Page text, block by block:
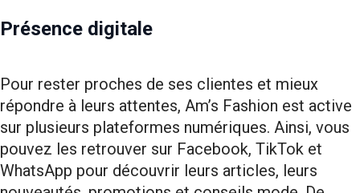
Présence digitale
Pour rester proches de ses clientes et mieux
répondre à leurs attentes, Am’s Fashion est active
sur plusieurs plateformes numériques. Ainsi, vous
pouvez les retrouver sur Facebook, TikTok et
WhatsApp pour découvrir leurs articles, leurs